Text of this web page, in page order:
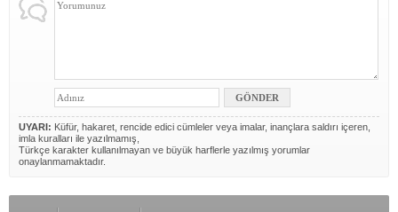
UYARI: Küfür, hakaret, rencide edici cümleler veya imalar, inançlara saldırı içeren,
imla kuralları ile yazılmamış,
Türkçe karakter kullanılmayan ve büyük harflerle yazılmış yorumlar
onaylanmamaktadır.